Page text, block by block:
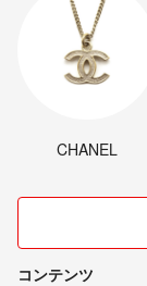
CHANEL
コンテンツ